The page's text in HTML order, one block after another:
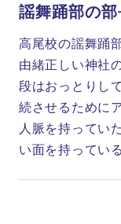
謡舞踊部の部
高尾校の謡舞踊
由緒正しい神社
段はおっとりし
続させるために
人脈を持ってい
い面を持っている